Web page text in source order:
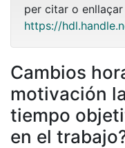
per citar o
https://
Cambios
motivación
tiempo
en el